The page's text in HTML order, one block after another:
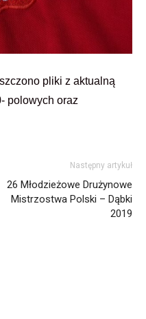
pliki z aktualną
polowych oraz
Następny artykuł
26 Młodzieżowe Drużynowe
Mistrzostwa Polski – Dąbki
2019